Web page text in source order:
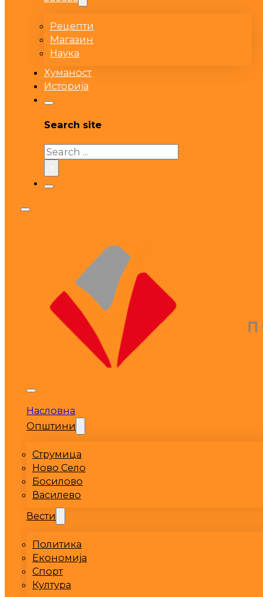
Рецепти
Магазин
Наука
Хуманост
Историја
Search site
Search
Насловна
Општини
Струмица
Ново Село
Босилово
Василево
Вести
Политика
Економија
Спорт
Култура